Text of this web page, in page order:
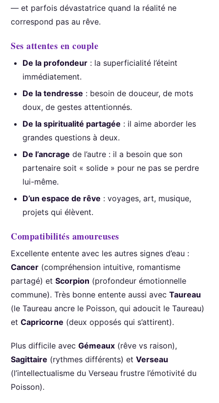
— et parfois dévastatrice quand la réalité ne
correspond pas au rêve.
Ses attentes en couple
De la profondeur : la superficialité l’éteint
immédiatement.
De la tendresse : besoin de douceur, de mots
doux, de gestes attentionnés.
De la spiritualité partagée : il aime aborder les
grandes questions à deux.
De l’ancrage de l’autre : il a besoin que son
partenaire soit « solide » pour ne pas se perdre
lui-même.
D’un espace de rêve : voyages, art, musique,
projets qui élèvent.
Compatibilités amoureuses
Excellente entente avec les autres signes d’eau :
Cancer (compréhension intuitive, romantisme
partagé) et Scorpion (profondeur émotionnelle
commune). Très bonne entente aussi avec Taureau
(le Taureau ancre le Poisson, qui adoucit le Taureau)
et Capricorne (deux opposés qui s’attirent).
Plus difficile avec Gémeaux (rêve vs raison),
Sagittaire (rythmes différents) et Verseau
(l’intellectualisme du Verseau frustre l’émotivité du
Poisson).